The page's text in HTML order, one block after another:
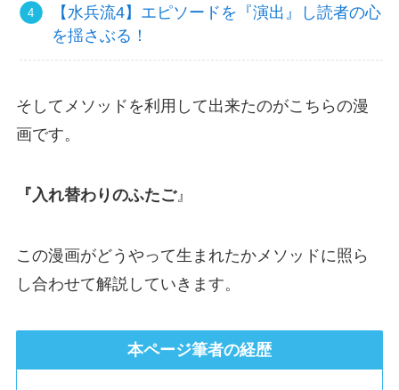
【水兵流4】エピソードを『演出』し読者の心
を揺さぶる！
そしてメソッドを利用して出来たのがこちらの漫
画です。
『入れ替わりのふたご』
この漫画がどうやって生まれたかメソッドに照ら
し合わせて解説していきます。
本ページ筆者の経歴